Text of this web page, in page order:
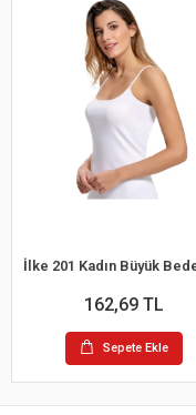
162,69 TL
Sepete Ekle